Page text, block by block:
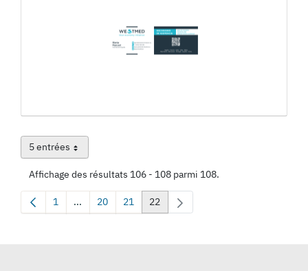
5 entréesPar page
Affichage des résultats 106 - 108 parmi 108.
Page
1 ...Pages intermédiaires Utilisez TAB pour naviguer.
Page
20 Page
21 Page
22